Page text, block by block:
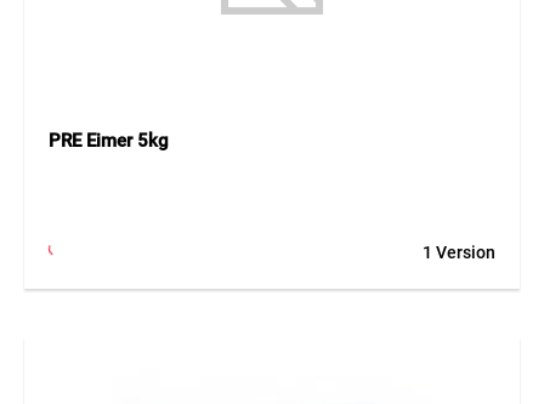
PRE Eimer 5kg
1 Version